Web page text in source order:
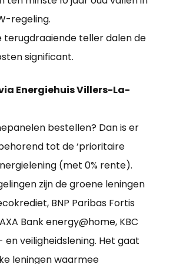
regeling.
terugdraaiende teller dalen de
significant.
Energiehuis Villers-La-
bestellen? Dan is er
tot de ‘prioritaire
(met 0% rente).
zijn de groene leningen
BNP Paribas Fortis
Bank energy@home, KBC
veiligheidslening. Het gaat
leningen waarmee